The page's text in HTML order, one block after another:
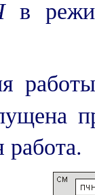
в
работа.